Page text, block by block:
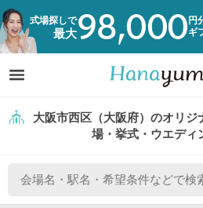
式場探しで
最大98,000 円
ギ
大阪市西区（大阪府）のオリ
場・挙式・ウエディ